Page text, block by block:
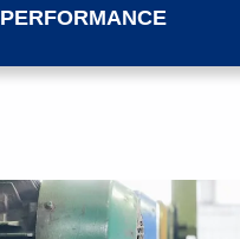
PERFORMANCE